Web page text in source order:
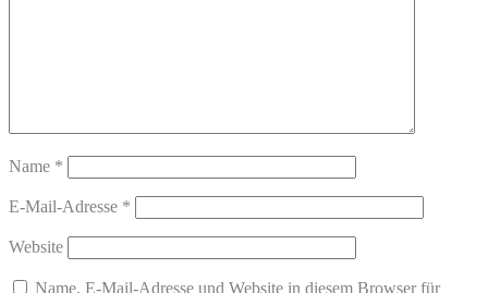
Name *
E-Mail-Adresse *
Website
Name, E-Mail-Adresse und Website in diesem Browser für